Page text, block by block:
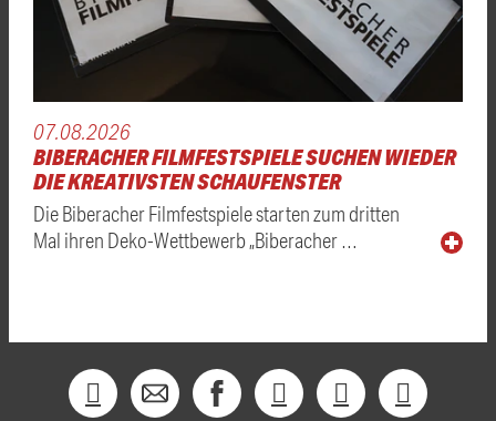
07.08.2026
BIBERACHER FILMFESTSPIELE SUCHEN WIEDER
DIE KREATIVSTEN SCHAUFENSTER
Die Biberacher Filmfestspiele starten zum dritten
Mal ihren Deko-Wettbewerb „Biberacher …